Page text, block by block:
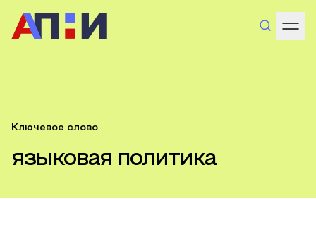
Ключевое слово
языковая политика